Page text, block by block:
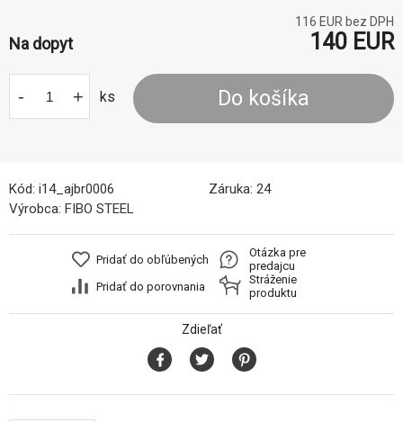
116 EUR bez DPH
Na dopyt 140 EUR
- + ks Do košíka
Kód: i14_ajbr0006 Záruka: 24
Výrobca: FIBO STEEL
Pridať do obľúbených
Pridať do porovnania
Otázka pre
predajcu
Stráženie
produktu
Zdieľať